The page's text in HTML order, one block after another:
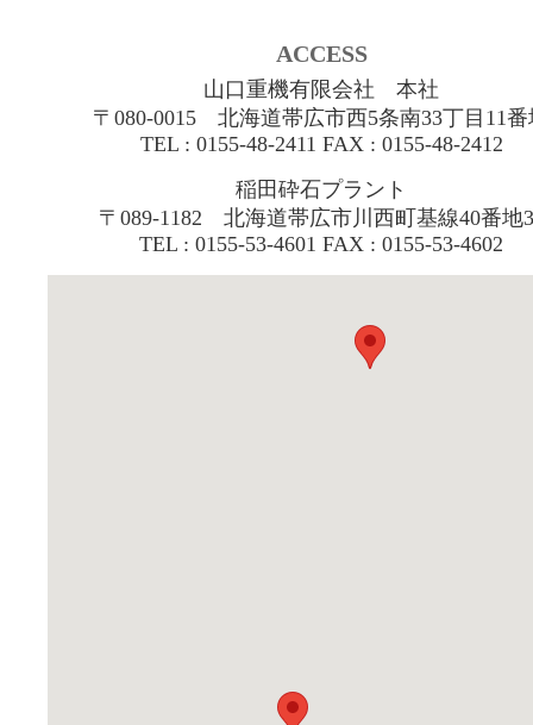
ACCESS
山口重機有限会社 本社
〒080-0015 北海道帯広市西5条南33丁目11番
TEL : 0155-48-2411 FAX : 0155-48-2412
稲田砕石プラント
〒089-1182 北海道帯広市川西町基線40番地
TEL : 0155-53-4601 FAX : 0155-53-4602